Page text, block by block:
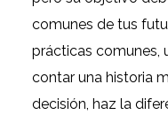
comunes de tus
prácticas comunes,
contar una historia
decisión, haz la